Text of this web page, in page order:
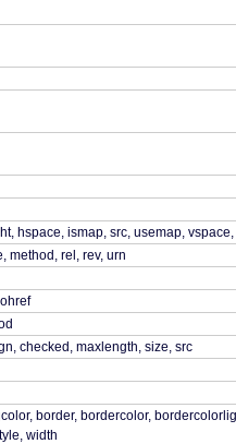
hspace, ismap, src, usemap,
method, rel, rev, urn
checked, maxlength, size, src
border, bordercolor,
width